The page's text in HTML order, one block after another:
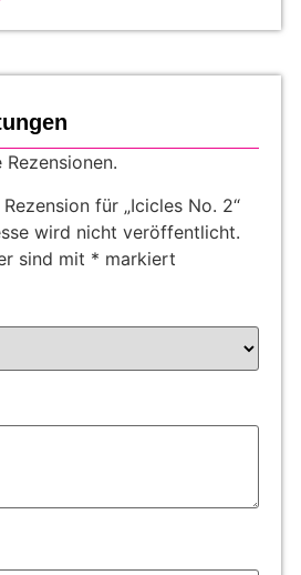
für „Icicles No. 2“
wird nicht veröffentlicht.
sind mit * markiert